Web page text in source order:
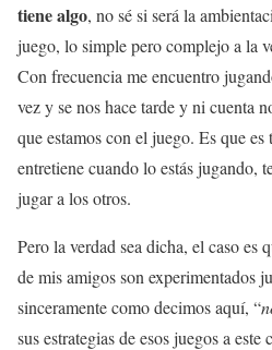
tiene algo, no sé si será la
juego, lo simple pero complejo a la
Con frecuencia me encuentro
vez y se nos hace tarde y ni cuenta
que estamos con el juego. Es que
entretiene cuando lo estás jugando,
jugar a los otros.
Pero la verdad sea dicha, el caso es
de mis amigos son experimentados
sinceramente como decimos aquí, “
sus estrategias de esos juegos a